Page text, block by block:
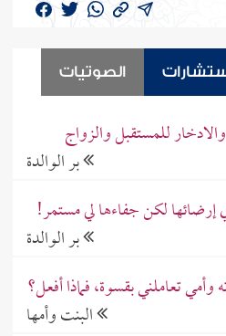
الصوتيات
والادخار للمستقبل والزواج
بر الوالدة
لكن جفاءها لي مستمر!
بر الوالدة
وأمي تعاملني بقسوة، فماذا أفعل؟
البنت وأمها